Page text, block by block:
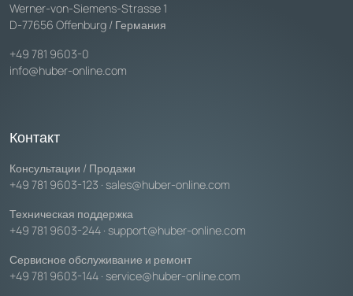
Werner-von-Siemens-Strasse 1
D-77656 Offenburg / Германия
+49 781 9603-0
info@huber-online.com
Контакт
Консультации / Продажи
+49 781 9603-123 · sales@huber-online.com
Техническая поддержка
+49 781 9603-244 · support@huber-online.com
Сервисное обслуживание и ремонт
+49 781 9603-144 · service@huber-online.com